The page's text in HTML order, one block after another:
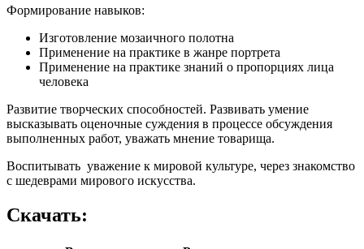
Формирование навыков:
Изготовление мозаичного полотна
Применение на практике в жанре портрета
Применение на практике знаний о пропорциях лица
человека
Развитие творческих способностей. Развивать умение
высказывать оценочные суждения в процессе обсуждения
выполненных работ, уважать мнение товарища.
Воспитывать уважение к мировой культуре, через знакомство
с шедеврами мирового искусства.
Скачать: